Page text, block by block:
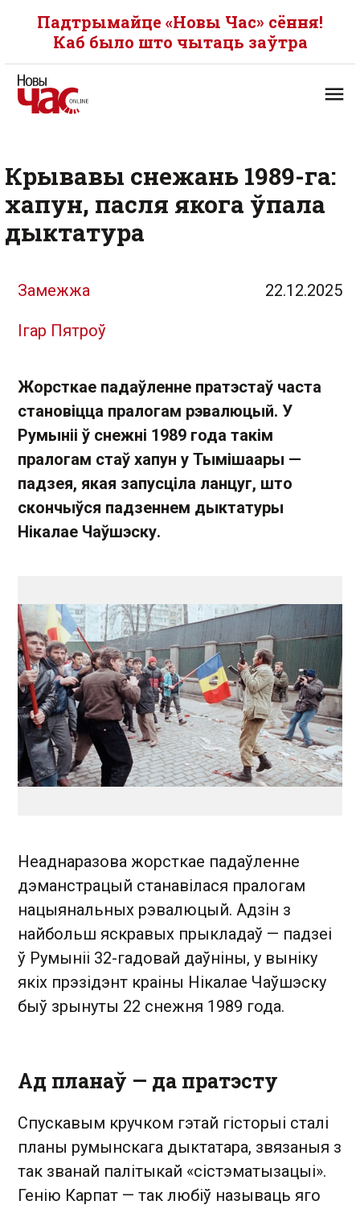
Падтрымайце «Новы Час» сёння!
Каб было што чытаць заўтра
Крывавы снежань 1989-га:
хапун, пасля якога ўпала
дыктатура
Замежжа 22.12.2025
Ігар Пятроў
Жорсткае падаўленне пратэстаў часта
становіцца пралогам рэвалюцый. У
Румыніі ў снежні 1989 года такім
пралогам стаў хапун у Тымішаары —
падзея, якая запусціла ланцуг, што
скончыўся падзеннем дыктатуры
Нікалае Чаўшэску.
Неаднаразова жорсткае падаўленне
дэманстрацый станавілася пралогам
нацыянальных рэвалюцый. Адзін з
найбольш яскравых прыкладаў — падзеі
ў Румыніі 32-гадовай даўніны, у выніку
якіх прэзідэнт краіны Нікалае Чаўшэску
быў зрынуты 22 снежня 1989 года.
Ад планаў — да пратэсту
Спускавым кручком гэтай гісторыі сталі
планы румынскага дыктатара, звязаныя з
так званай палітыкай «сістэматызацыі».
Генію Карпат — так любіў называць яго